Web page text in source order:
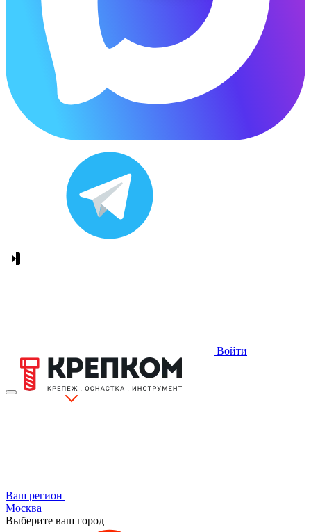
Войти
Ваш регион
Москва
Выберите ваш город